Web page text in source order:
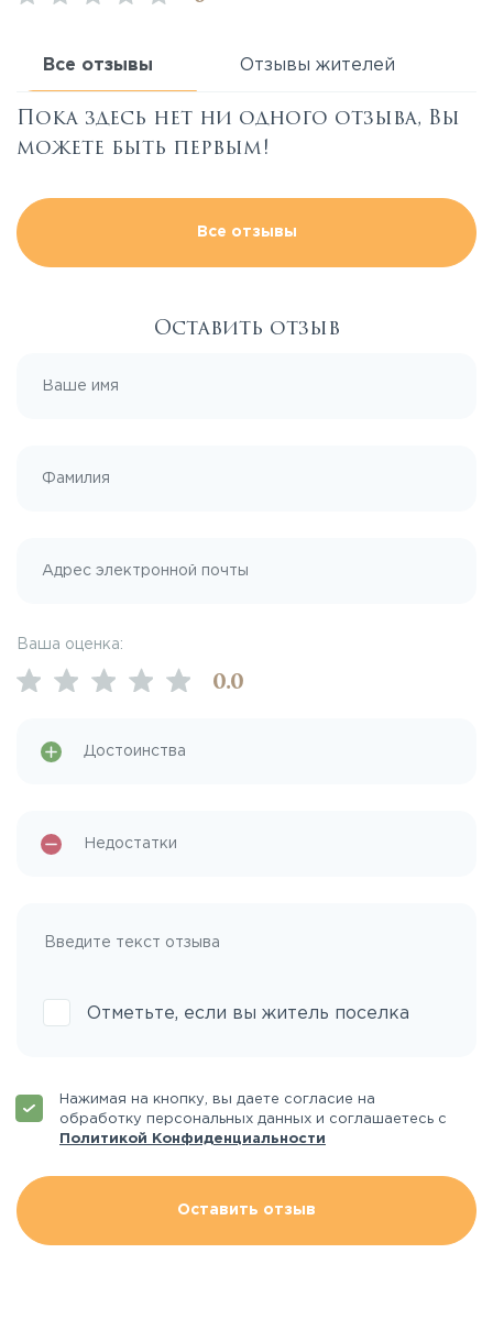
Все отзывы Отзывы жителей
Пока здесь нет ни одного отзыва, Вы
можете быть первым!
Все отзывы
Оставить отзыв
Ваша оценка:
0.0
Отметьте, если вы житель поселка
Нажимая на кнопку, вы даете согласие на
обработку персональных данных и соглашаетесь с
Политикой Конфиденциальности
Оставить отзыв